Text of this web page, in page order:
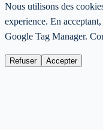
Nous utilisons des
experience. En
Google Tag Manager.
Refuser Accepter